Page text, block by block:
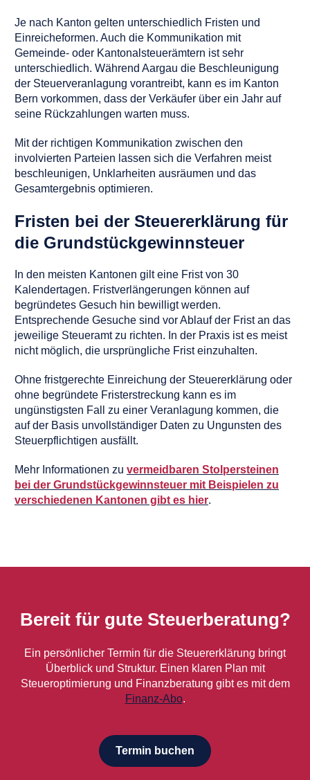
Je nach Kanton gelten unterschiedlich Fristen und
Einreicheformen. Auch die Kommunikation mit
Gemeinde- oder Kantonalsteuerämtern ist sehr
unterschiedlich. Während Aargau die Beschleunigung
der Steuerveranlagung vorantreibt, kann es im Kanton
Bern vorkommen, dass der Verkäufer über ein Jahr auf
seine Rückzahlungen warten muss.
Mit der richtigen Kommunikation zwischen den
involvierten Parteien lassen sich die Verfahren meist
beschleunigen, Unklarheiten ausräumen und das
Gesamtergebnis optimieren.
Fristen bei der Steuererklärung für
die Grundstückgewinnsteuer
In den meisten Kantonen gilt eine Frist von 30
Kalendertagen. Fristverlängerungen können auf
begründetes Gesuch hin bewilligt werden.
Entsprechende Gesuche sind vor Ablauf der Frist an das
jeweilige Steueramt zu richten. In der Praxis ist es meist
nicht möglich, die ursprüngliche Frist einzuhalten.
Ohne fristgerechte Einreichung der Steuererklärung oder
ohne begründete Fristerstreckung kann es im
ungünstigsten Fall zu einer Veranlagung kommen, die
auf der Basis unvollständiger Daten zu Ungunsten des
Steuerpflichtigen ausfällt.
Mehr Informationen zu vermeidbaren Stolpersteinen
bei der Grundstückgewinnsteuer mit Beispielen zu
verschiedenen Kantonen gibt es hier.
Bereit für gute Steuerberatung?
Ein persönlicher Termin für die Steuererklärung bringt
Überblick und Struktur. Einen klaren Plan mit
Steueroptimierung und Finanzberatung gibt es mit dem
Finanz-Abo.
Termin buchen